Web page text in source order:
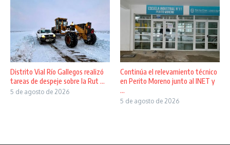
Distrito Vial Río Gallegos realizó
tareas de despeje sobre la Rut ...
5 de agosto de 2026
Continúa el relevamiento técnico
en Perito Moreno junto al INET y
...
5 de agosto de 2026